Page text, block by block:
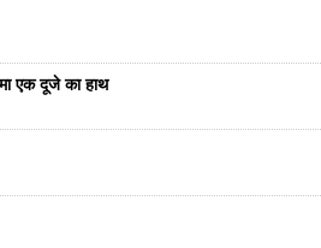
एक दूजे का हाथ